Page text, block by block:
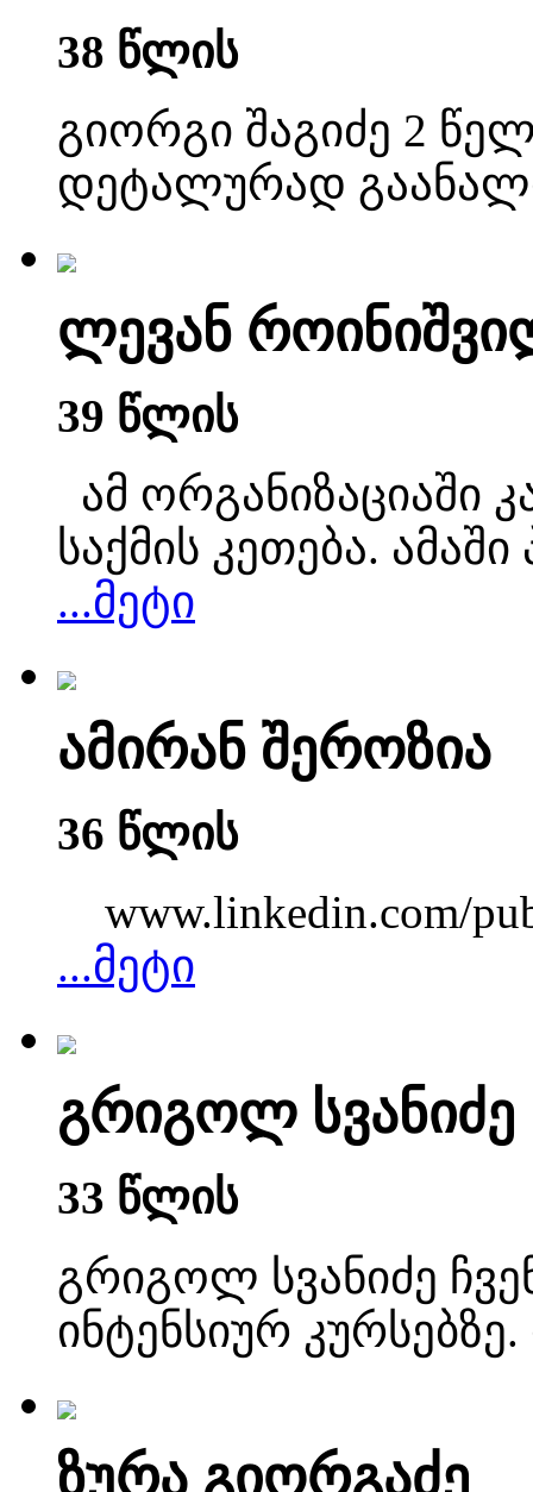
38 წლის
გიორგი შაგიძე 2
დეტალურად
ლევან
39 წლის
ამ ორგანიზაციაში
საქმის კეთება.
...მეტი
ამირან შეროზია
36 წლის
www.linkedin.com/
...მეტი
გრიგოლ სვანიძე
33 წლის
გრიგოლ სვანიძე
ინტენსიურ
ზურა გიორგაძე